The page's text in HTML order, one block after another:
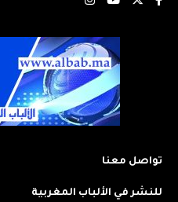
تواصل معنا
للنشر في الألباب المغربية